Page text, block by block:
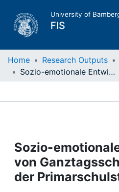
University of
FIS
Home
Projects
People
Home Research Outputs
Sozio-emotionale Entwicklung von Ganztagsschulkindern auf der Primarschulstufe
Sozio-
von
der